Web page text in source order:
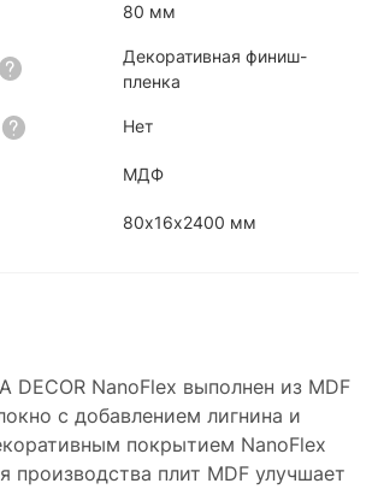
80 мм
Декоративная финиш-
пленка
Нет
МДФ
80x16x2400 мм
DECOR NanoFlex выполнен из MDF
с добавлением лигнина и
покрытием NanoFlex
производства плит MDF улучшает